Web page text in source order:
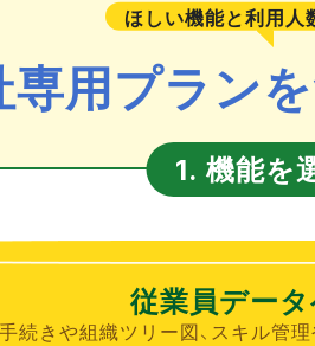
ほしい機能と利用人
専用プラン
1. 機能を
従業員デー
続きや組織ツリー図、スキル管